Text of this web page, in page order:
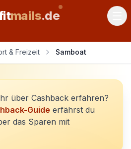
mails.de
& Freizeit Samboat
über Cashback erfahren?
Guide erfährst du
das Sparen mit